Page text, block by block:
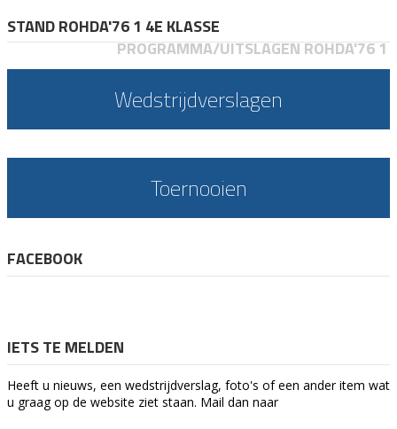
STAND ROHDA'76 1 4E KLASSE
PROGRAMMA/UITSLAGEN ROHDA'76 1
Wedstrijdverslagen
Toernooien
FACEBOOK
IETS TE MELDEN
Heeft u nieuws, een wedstrijdverslag, foto's of een ander item wat
u graag op de website ziet staan. Mail dan naar